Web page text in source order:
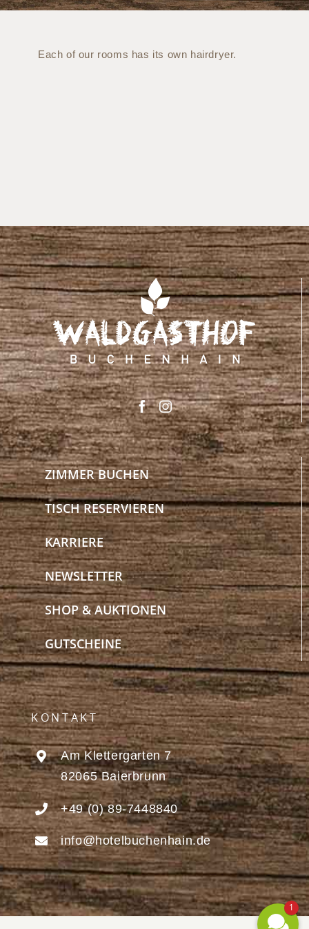
Each of our rooms has its own hairdryer.
ZIMMER BUCHEN
TISCH RESERVIEREN
KARRIERE
NEWSLETTER
SHOP & AUKTIONEN
GUTSCHEINE
KONTAKT
Am Klettergarten 7
82065 Baierbrunn
+49 (0) 89-7448840
info@hotelbuchenhain.de
1